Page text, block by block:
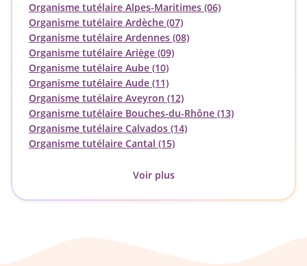
Organisme tutélaire Alpes-Maritimes (06)
Organisme tutélaire Ardèche (07)
Organisme tutélaire Ardennes (08)
Organisme tutélaire Ariège (09)
Organisme tutélaire Aube (10)
Organisme tutélaire Aude (11)
Organisme tutélaire Aveyron (12)
Organisme tutélaire Bouches-du-Rhône (13)
Organisme tutélaire Calvados (14)
Organisme tutélaire Cantal (15)
Voir plus